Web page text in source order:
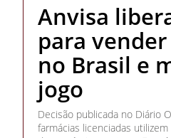
Anvisa
para
no Brasil e
jogo
Decisão publicada no Diário
farmácias licenciadas